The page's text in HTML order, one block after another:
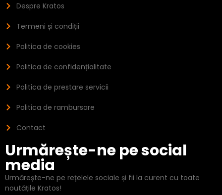
Despre Kratos
Termeni și condiții
Politica de cookies
Politica de confidențialitate
Politica de prestare servicii
Politica de rambursare
Contact
Urmărește-ne pe social
media
Urmărește-ne pe rețelele sociale și fii la curent cu toate
noutățile Kratos!